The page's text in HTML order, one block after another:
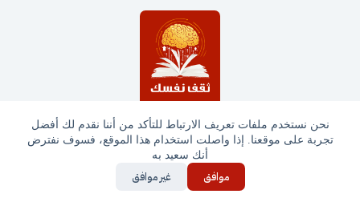
نحن نستخدم ملفات تعريف الارتباط للتأكد من أننا نقدم لك أفضل
تجربة على موقعنا. إذا واصلت استخدام هذا الموقع، فسوف نفترض
أنك سعيد به
موافق غير موافق
جميع الحقوق محفوظة © ثقف نفسك 2025